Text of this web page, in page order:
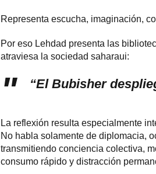
Representa escucha, imaginación,
Por eso Lehdad presenta las
atraviesa la sociedad saharaui:
“El Bubisher
La reflexión resulta especialmente
No habla solamente de diplomacia,
transmitiendo conciencia colectiva,
consumo rápido y distracción